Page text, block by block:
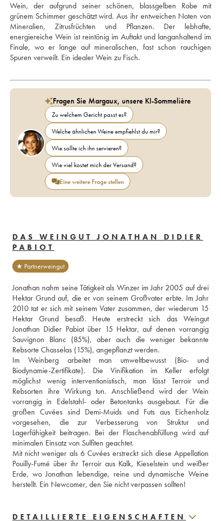
Wein, der aufgrund seiner schönen, blassgelben Robe mit
grünem Schimmer geschätzt wird. Aus ihr entweichen Noten von
Mineralien, Zitrusfrüchten und Pflanzen. Der lebhafte,
energiereiche Wein ist reintönig im Auftakt und langanhaltend im
Finale, wo er lange auf mineralischen, fast schon rauchigen
Spuren verweilt. Ein idealer Wein zu Fisch.
Fragen Sie Margaux, unsere KI-Sommelière
Zu welchem Gericht passt es?
Welche ähnlichen Weine empfiehlst du mir?
Wie sollte ich ihn servieren?
Wie viel kostet mich der Versand?
Eine weitere Frage stellen
DAS WEINGUT JONATHAN DIDIER
PABIOT
★ Partnerweingut
Jonathan nahm seine Tätigkeit als Winzer im Jahr 2005 auf drei
Hektar Grund auf, die er von seinem Großvater erbte. Im Jahr
2010 tat er sich mit seinem Vater zusammen, der wiederum 15
Hektar Grund besaß. Heute erstreckt sich das Weingut
Jonathan Didier Pabiot über 15 Hektar, auf denen vorrangig
Sauvignon Blanc (85%), aber auch die weniger bekannte
Rebsorte Chasselas (15%), angepflanzt werden.
Im Weinberg arbeitet man umweltbewusst (Bio- und
Biodynamie-Zertifikate). Die Vinifikation im Keller erfolgt
möglichst wenig interventionistisch, man lässt Terroir und
Rebsorten ihre Wirkung tun. Anschließend wird der Wein
vorrangig in Edelstahl- oder Betontanks ausgebaut. Für die
großen Cuvées sind Demi-Muids und Futs aus Eichenholz
vorgesehen, die zur Verbesserung von Struktur und
Lagerfähigkeit beitragen. Bei der Flaschenabfüllung wird auf
minimalen Einsatz von Sulfiten geachtet.
Mit nicht weniger als 6 Cuvées erstreckt sich diese Appellation
Pouilly-Fumé über ihr Terroir aus Kalk, Kieselstein und weißer
Erde, wo Jonathan lebendige, reine und dynamische Weine
herstellt. Ein Newcomer, den Sie nicht verpassen sollten!
DETAILLIERTE EIGENSCHAFTEN